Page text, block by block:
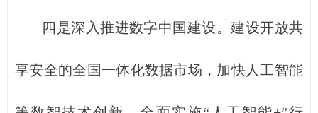
四是深入推进数字中国建设。建设开放共
享安全的全国一体化数据市场，加快人工智能